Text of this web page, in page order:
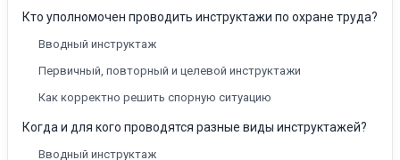
Кто уполномочен проводить инструктажи по охране труда?
Вводный инструктаж
Первичный, повторный и целевой инструктажи
Как корректно решить спорную ситуацию
Когда и для кого проводятся разные виды инструктажей?
Вводный инструктаж